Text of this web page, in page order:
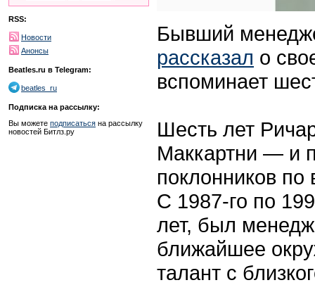
RSS:
Новости
Анонсы
Beatles.ru в Telegram:
beatles_ru
Подписка на рассылку:
Вы можете подписаться на рассылку
новостей Битлз.ру
Бывший
рассказал о
вспоминает
Шесть лет
Маккартни — и
поклонников по
С 1987-го по
лет, был
ближайшее
талант с